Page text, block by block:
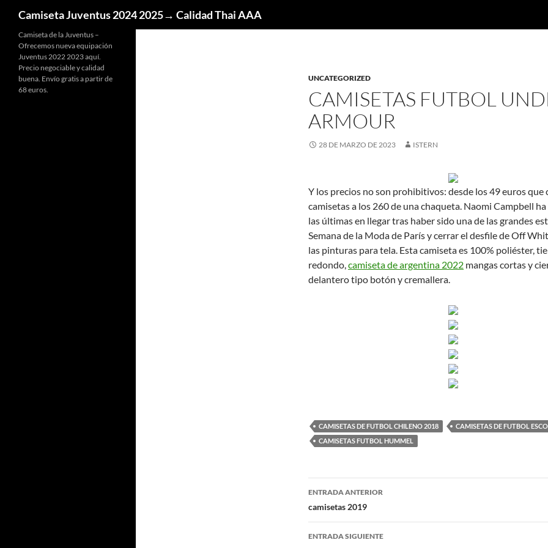
Camiseta Juventus 2024 2025→ Calidad Thai AAA
UNCATEGORIZED
CAMISETAS FUTBOL
ARMOUR
28 DE MARZO DE 2023 ISTERN
Y los precios no son prohibitivos: desde los 49 euros que
camisetas a los 260 de una chaqueta. Naomi Campbell
las últimas en llegar tras haber sido una de las grandes
Semana de la Moda de París y cerrar el desfile de Off
las pinturas para tela. Esta camiseta es 100% poliéster,
redondo,camiseta de argentina 2022 mangas cortas y
delantero tipo botón y cremallera.
CAMISETAS DE FUTBOL CHILENO 2018
CAMISETAS DE FUTBOL
CAMISETAS FUTBOL HUMMEL
Navegación
de
entradas
ENTRADA ANTERIOR
camisetas 2019
ENTRADA SIGUIENTE
Camiseta de la Juventus –
Ofrecemos nueva equipación
Juventus 2022 2023 aquí.
Precio negociable y calidad
buena. Envío gratis a partir de
68 euros.